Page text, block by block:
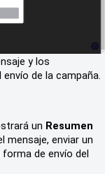
y los
de la campaña.
un Resumen
mensaje, enviar un
de envío del